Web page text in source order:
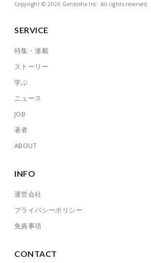
Copyright © 2026 Gentosha Inc. All rights reserved.
SERVICE
特集・連載
ストーリー
学ぶ
ニュース
JOB
著者
ABOUT
INFO
運営会社
プライバシーポリシー
免責事項
CONTACT